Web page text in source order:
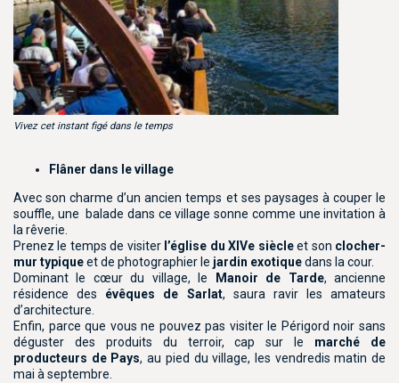
Vivez cet instant figé dans le temps
Flâner dans le village
Avec son charme d’un ancien temps et ses paysages à couper le
souffle, une balade dans ce village sonne comme une invitation à
la rêverie.
Prenez le temps de visiterl’église du XIVe siècleet son clocher-
mur typiqueet de photographier le jardin exotiquedans la cour.
Dominant le cœur du village, le
Manoir de Tarde, ancienne
résidence des évêques de Sarlat, saura ravir les amateurs
d’architecture.
Enfin, parce que vous ne pouvez pas visiter le Périgord noir sans
déguster des produits du terroir, cap sur le marché de
producteurs de Pays, au pied du village, les vendredis matin de
mai à septembre.